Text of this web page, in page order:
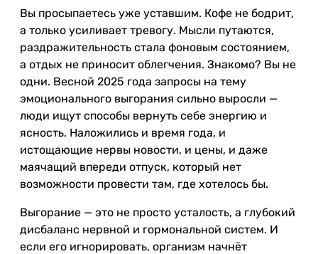
Вы просыпаетесь уже уставшим. Кофе не бодрит,
а только усиливает тревогу. Мысли путаются,
раздражительность стала фоновым состоянием,
а отдых не приносит облегчения. Знакомо? Вы не
одни. Весной 2025 года запросы на тему
эмоционального выгорания сильно выросли —
люди ищут способы вернуть себе энергию и
ясность. Наложились и время года, и
истощающие нервы новости, и цены, и даже
маячащий впереди отпуск, который нет
возможности провести там, где хотелось бы.
Выгорание — это не просто усталость, а глубокий
дисбаланс нервной и гормональной систем. И
если его игнорировать, организм начнёт